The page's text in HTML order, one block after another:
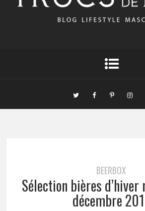
BEERBOX
Sélection bières
décembre